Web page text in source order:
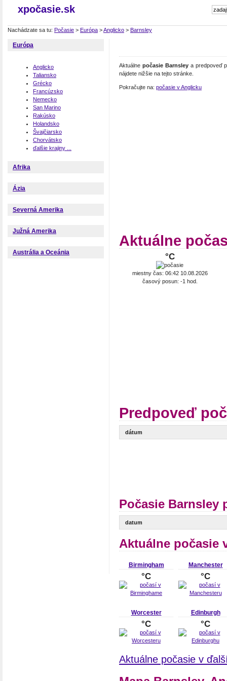
xpočasie.sk
Nachádzate sa tu: Počasie > Európa >Anglicko > Barnsley
Európa
Anglicko
Taliansko
Grécko
Francúzsko
Nemecko
San Marino
Rakúsko
Holandsko
Švajčiarsko
Chorvátsko
ďalšie krajiny ...
Afrika
Ázia
Severná Amerika
Južná Amerika
Austrália a Oceánia
Aktuálne počasie Barnsleya predpoveď
nájdete nižšie na tejto stránke.
Pokračujte na: počasie v Anglicku
Aktuálne
°C
miestny čas: 06:42 10.08.2026
časový posun: -1 hod.
Predpoveď
dátum
Počasie Barnsley
datum
Aktuálne počasie
Birmingham
°C
Manchester
°C
Worcester
°C
Edinburgh
°C
Aktuálne počasie v